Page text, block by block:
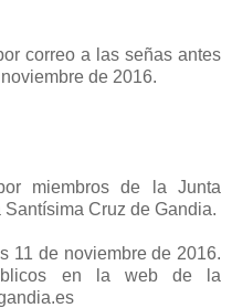
correo a las señas antes
de 2016.
miembros de la Junta
Cruz de Gandia.
11 de noviembre de 2016.
en la web de la